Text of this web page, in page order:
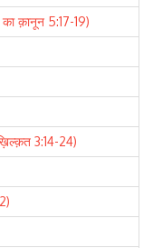
का क़ानून 5:17-19)
3:14-24)